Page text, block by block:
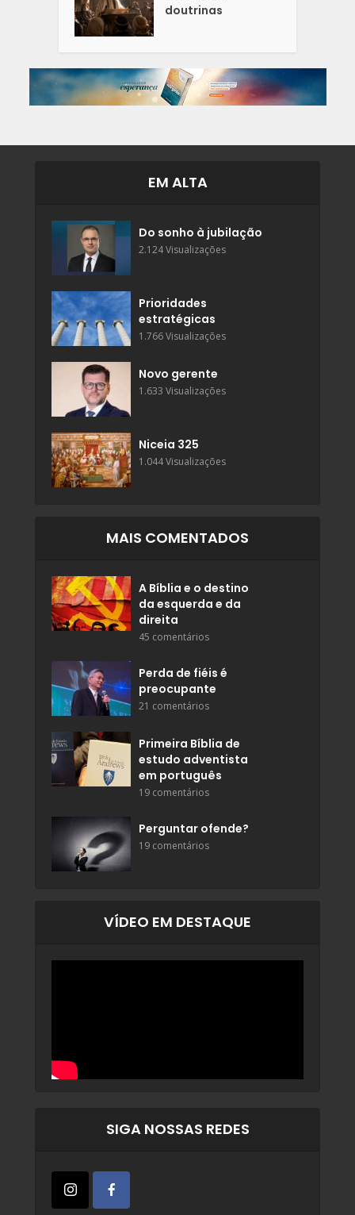
doutrinas
EM ALTA
Do sonho à jubilação
2.124 Visualizações
Prioridades
estratégicas
1.766 Visualizações
Novo gerente
1.633 Visualizações
Niceia 325
1.044 Visualizações
MAIS COMENTADOS
A Bíblia e o destino
da esquerda e da
direita
45 comentários
Perda de fiéis é
preocupante
21 comentários
Primeira Bíblia de
estudo adventista
em português
19 comentários
Perguntar ofende?
19 comentários
VÍDEO EM DESTAQUE
SIGA NOSSAS REDES